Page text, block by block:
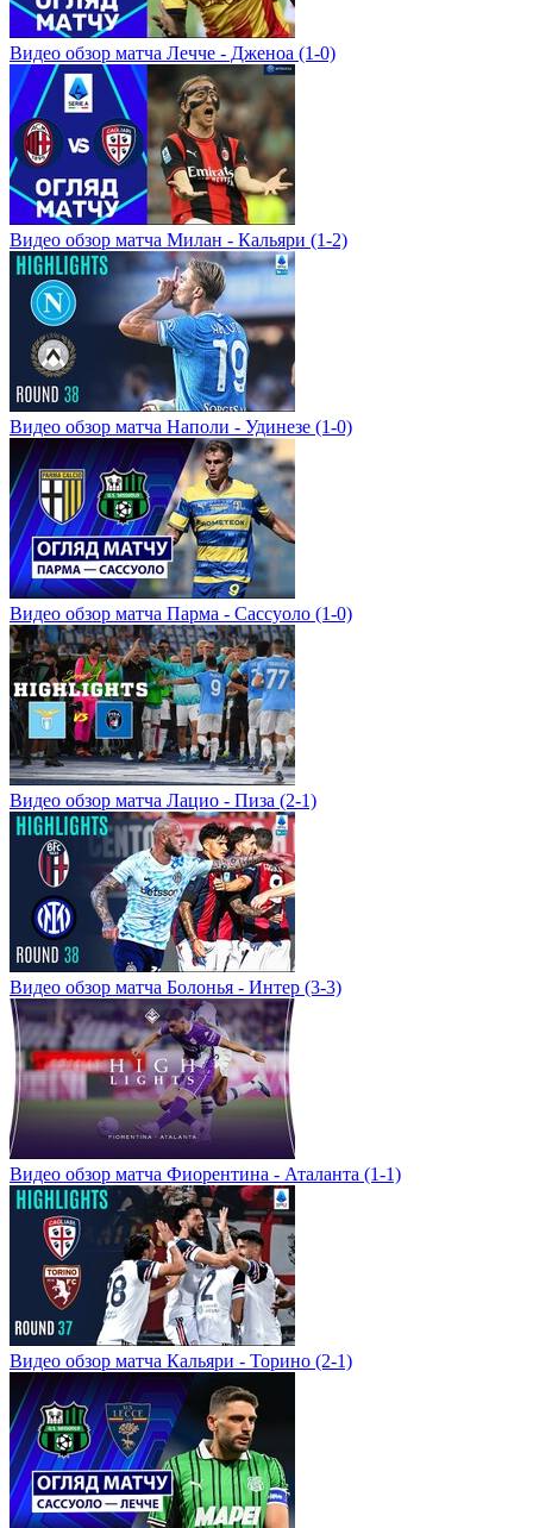
Видео обзор матча Лечче - Дженоа (1-0)
Видео обзор матча Милан - Кальяри (1-2)
Видео обзор матча Наполи - Удинезе (1-0)
Видео обзор матча Парма - Сассуоло (1-0)
Видео обзор матча Лацио - Пиза (2-1)
Видео обзор матча Болонья - Интер (3-3)
Видео обзор матча Фиорентина - Аталанта (1-1)
Видео обзор матча Кальяри - Торино (2-1)